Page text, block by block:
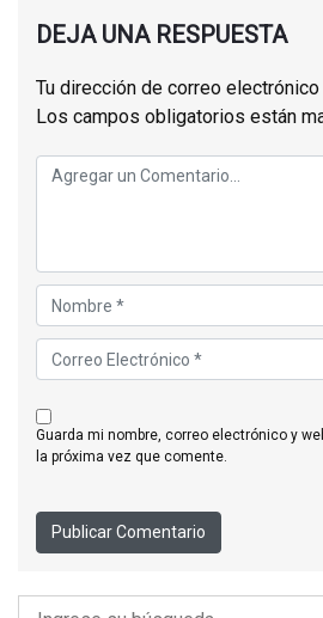
DEJA UNA RESPUESTA
Tu dirección de correo
Los campos obligatorios están
guarda mi nombre, correo electrónico y web en este navegador para
la próxima vez que comente.